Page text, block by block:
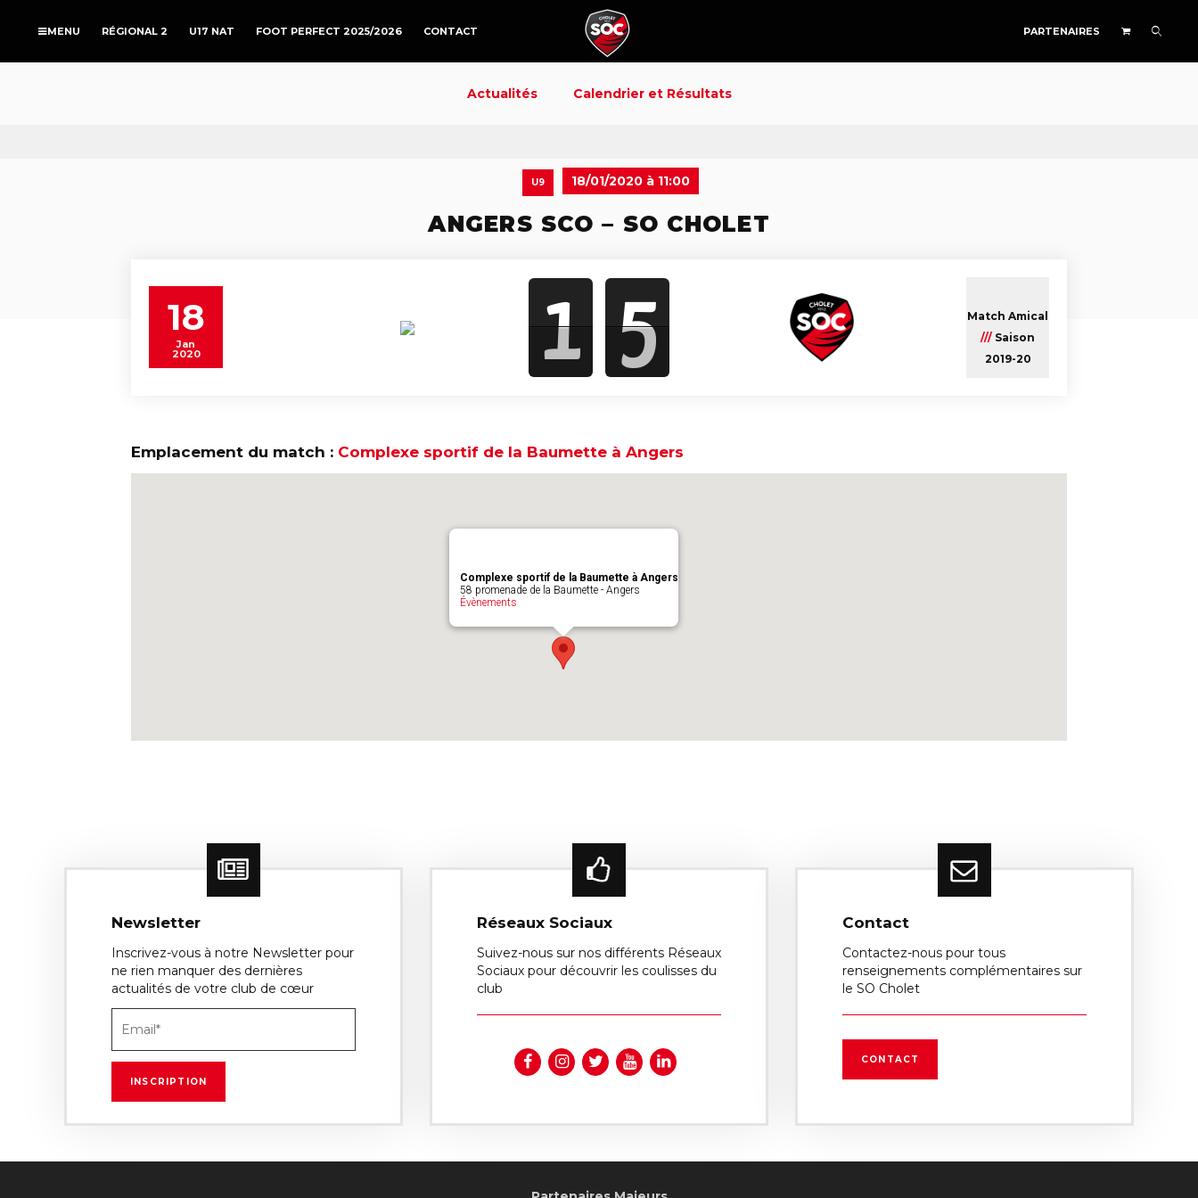
RÉGIONAL 2 U17 NAT FOOT PERFECT 2025/2026 CONTACT PARTENAIRES
Actualités Calendrier et Résultats
U9 18/01/2020 à 11:00
ANGERS SCO – SO CHOLET
18
Jan
2020 1 5
Match Amical
/// Saison
2019-20
Emplacement du match : Complexe sportif de la Baumette à Angers
Complexe sportif de la Baumette à Angers
58 promenade de la Baumette - Angers
Évènements
Newsletter
Inscrivez-vous à notre Newsletter pour
ne rien manquer des dernières
actualités de votre club de cœur
Réseaux Sociaux
Suivez-nous sur nos différents Réseaux
Sociaux pour découvrir les coulisses du
club
Contact
Contactez-nous pour tous
renseignements complémentaires sur
le SO Cholet
CONTACT